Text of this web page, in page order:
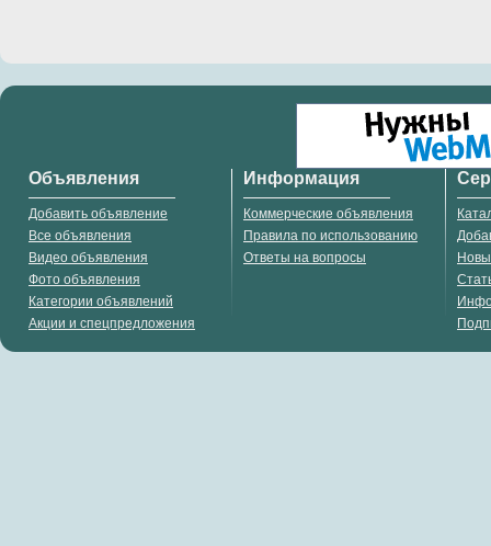
Объявления
Добавить объявление
Все объявления
Видео объявления
Фото объявления
Категории объявлений
Акции и спецпредложения
Информация
Коммерческие объявления
Правила по использованию
Ответы на вопросы